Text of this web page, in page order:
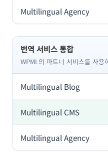
포함
번역 서비스 통합
WPML의 파트너 서비스를 사용
미포함
포함
포함